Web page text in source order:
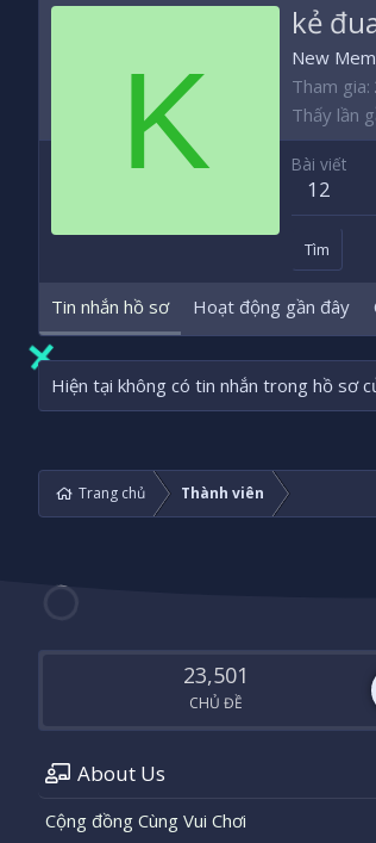
K
kẻ
New
Tham gia
Thấy lần
Bài viết
12
Tìm
Tin nhắn hồ sơ Hoạt động gần đây
Hiện tại không có tin nhắn trong hồ sơ
Trang chủ Thành viên
23,501
CHỦ ĐỀ
About Us
Cộng đồng Cùng Vui Chơi